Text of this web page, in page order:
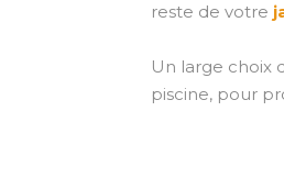
ABRI DE JARDIN ET CARPORT
SOUTÈNEMENT
reste de votre
Un large choix
piscine, pour